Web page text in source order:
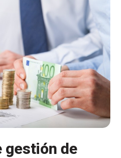
gestión de